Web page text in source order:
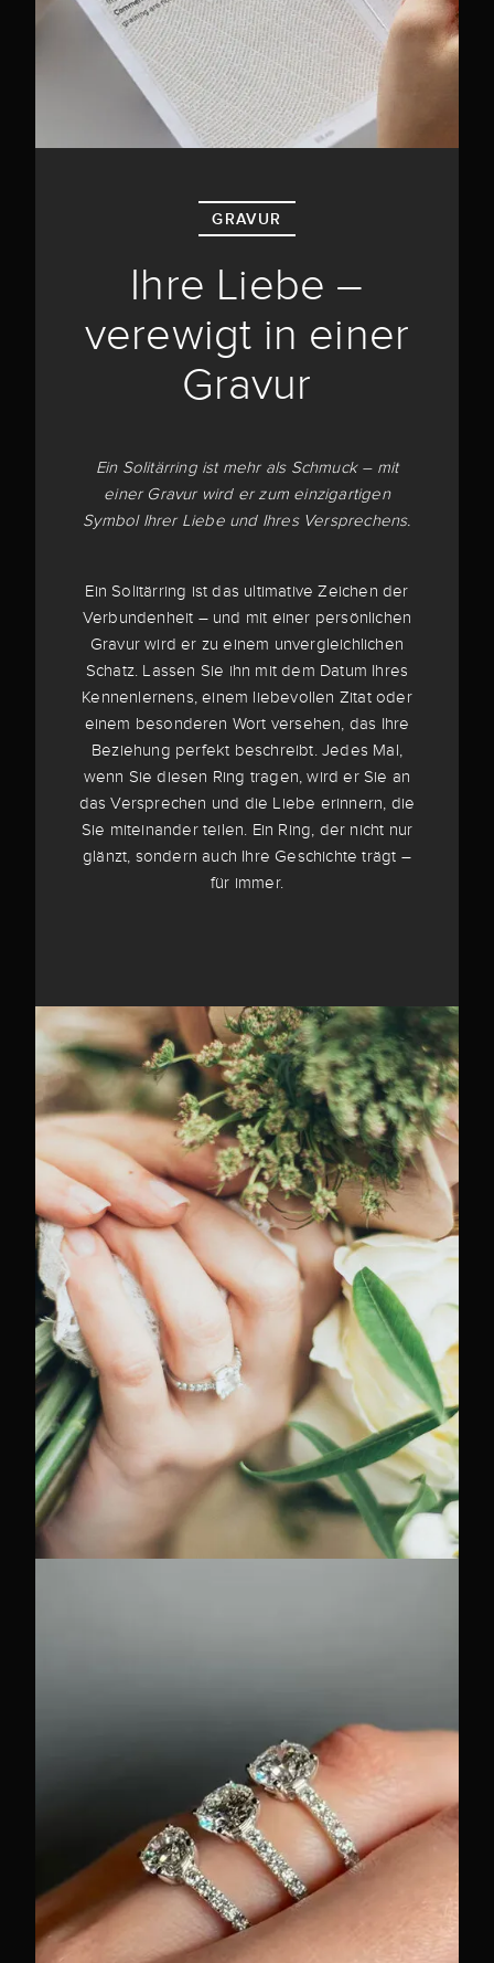
GRAVUR
Ihre Liebe –
verewigt in einer
Gravur
Ein Solitärring ist mehr als Schmuck – mit
einer Gravur wird er zum einzigartigen
Symbol Ihrer Liebe und Ihres Versprechens.
Ein Solitärring ist das ultimative Zeichen der
Verbundenheit – und mit einer persönlichen
Gravur wird er zu einem unvergleichlichen
Schatz. Lassen Sie ihn mit dem Datum Ihres
Kennenlernens, einem liebevollen Zitat oder
einem besonderen Wort versehen, das Ihre
Beziehung perfekt beschreibt. Jedes Mal,
wenn Sie diesen Ring tragen, wird er Sie an
das Versprechen und die Liebe erinnern, die
Sie miteinander teilen. Ein Ring, der nicht nur
glänzt, sondern auch Ihre Geschichte trägt –
für immer.